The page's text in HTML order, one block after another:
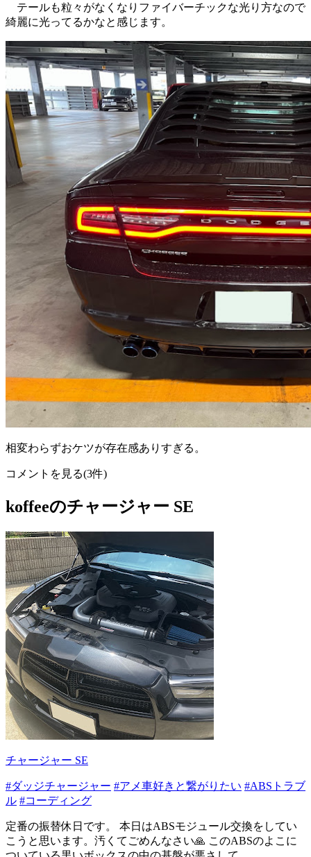
テールも粒々がなくなりファイバーチックな光り方なので
綺麗に光ってるかなと感じます。
相変わらずおケツが存在感ありすぎる。
コメントを見る(3件)
koffeeのチャージャー SE
チャージャー SE
#ダッジチャージャー #アメ車好きと繋がりたい #ABSトラブ
ル #コーディング
定番の振替休日です。 本日はABSモジュール交換をしてい
こうと思います。汚くてごめんなさい🙏 このABSのよこに